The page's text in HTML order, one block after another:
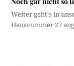
Weiter geht's in
Hausnummer 27